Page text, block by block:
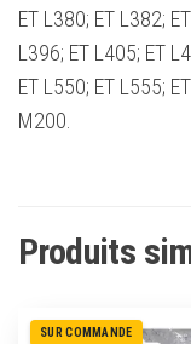
ET L380; ET L382;
L396; ET L405; ET
ET L550; ET L555;
M200.
Produits
SUR COMMANDE